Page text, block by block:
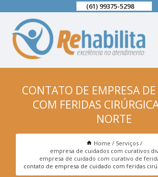
(61) 99375-5298
CONTATO DE EMPRESA
COM FERIDAS
NORTE
Home
Serviços
empresa de cuidados com curativos
empresa de cuidado com curativo de
contato de empresa de cuidado com feridas